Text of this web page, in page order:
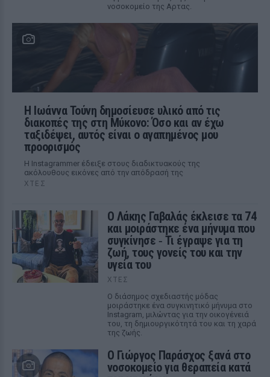
νοσοκομείο της Αρτας.
Η Ιωάννα Τούνη δημοσίευσε υλικό από τις
διακοπές της στη Μύκονο: Όσο και αν έχω
ταξιδέψει, αυτός είναι ο αγαπημένος μου
προορισμός
Η Instagrammer έδειξε στους διαδικτυακούς της
ακόλουθους εικόνες από την απόδρασή της
ΧΤΕΣ
Ο Λάκης Γαβαλάς έκλεισε τα 74
και μοιράστηκε ένα μήνυμα που
συγκίνησε ‑ Τι έγραψε για τη
ζωή, τους γονείς του και την
υγεία του
ΧΤΕΣ
Ο διάσημος σχεδιαστής μόδας
μοιράστηκε ένα συγκινητικό μήνυμα στο
Instagram, μιλώντας για την οικογένειά
του, τη δημιουργικότητά του και τη χαρά
της ζωής.
O Γιώργος Παράσχος ξανά στο
νοσοκομείο για θεραπεία κατά